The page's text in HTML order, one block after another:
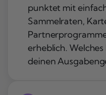
punktet mit
Sammelraten,
erheblich.
deinen